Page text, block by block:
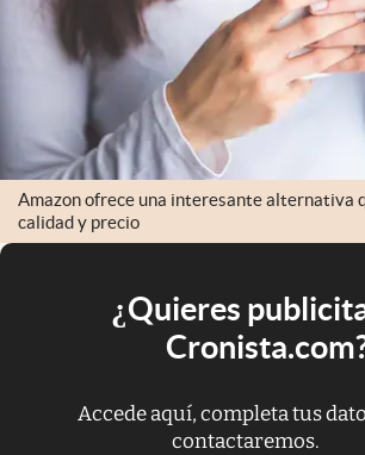
Amazon ofrece una interesante alternativa
calidad y precio
¿Quieres
Accede aquí, completa tus
contactaremos.